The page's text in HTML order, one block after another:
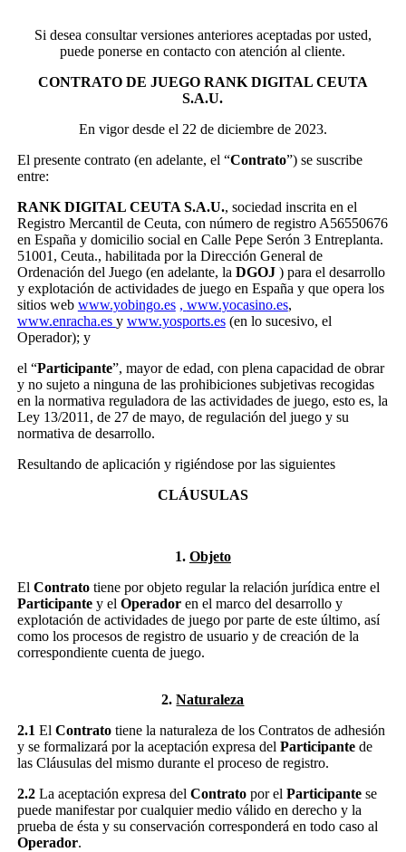
Si desea consultar versiones anteriores aceptadas por usted,
puede ponerse en contacto con atención al cliente.
CONTRATO DE JUEGO RANK DIGITAL CEUTA
S.A.U.
En vigor desde el 22 de diciembre de 2023.
El presente contrato (en adelante, el “Contrato”) se suscribe
entre:
RANK DIGITAL CEUTA S.A.U., sociedad inscrita en el
Registro Mercantil de Ceuta, con número de registro A56550676
en España y domicilio social en Calle Pepe Serón 3 Entreplanta.
51001, Ceuta., habilitada por la Dirección General de
Ordenación del Juego (en adelante, la DGOJ ) para el desarrollo
y explotación de actividades de juego en España y que opera los
sitios web www.yobingo.es , www.yocasino.es,
www.enracha.es y www.yosports.es(en lo sucesivo, el
Operador); y
el “Participante”, mayor de edad, con plena capacidad de obrar
y no sujeto a ninguna de las prohibiciones subjetivas recogidas
en la normativa reguladora de las actividades de juego, esto es, la
Ley 13/2011, de 27 de mayo, de regulación del juego y su
normativa de desarrollo.
Resultando de aplicación y rigiéndose por las siguientes
CLÁUSULAS
1. Objeto
El Contratotiene por objeto regular la relación jurídica entre el
Participantey el Operadoren el marco del desarrollo y
explotación de actividades de juego por parte de este último, así
como los procesos de registro de usuario y de creación de la
correspondiente cuenta de juego.
2.Naturaleza
2.1 El Contratotiene la naturaleza de los Contratos de adhesión
y se formalizará por la aceptación expresa del Participantede
las Cláusulas del mismo durante el proceso de registro.
2.2La aceptación expresa del Contratopor el Participantese
puede manifestar por cualquier medio válido en derecho y la
prueba de ésta y su conservación corresponderá en todo caso al
Operador.